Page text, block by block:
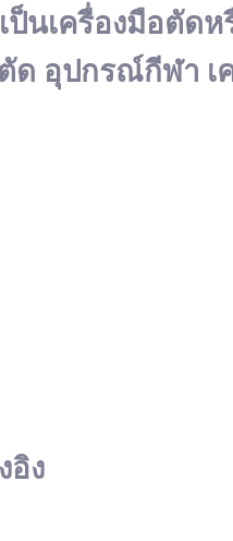
ป็นเครื่องมือตัดห
ด อุปกรณ์กีฬา เ
อิง